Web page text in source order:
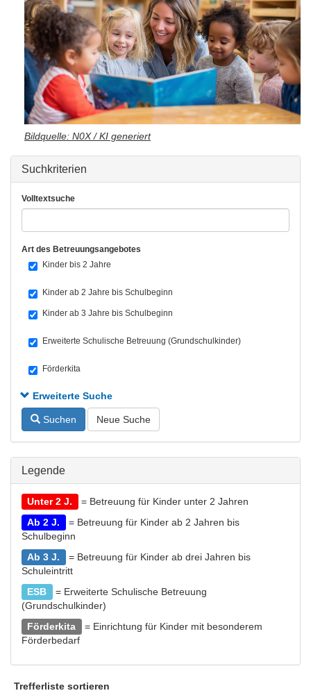
Bildquelle: N0X / KI generiert
Suchkriterien
Volltextsuche
Art des Betreuungsangebotes
Kinder bis 2 Jahre
Kinder ab 2 Jahre bis Schulbeginn
Kinder ab 3 Jahre bis Schulbeginn
Erweiterte Schulische Betreuung (Grundschulkinder)
Förderkita
Erweiterte Suche
Suchen Neue Suche
Legende
Unter 2 J.
= Betreuung für Kinder unter 2 Jahren
Ab 2 J.
= Betreuung für Kinder ab 2 Jahren bis
Schulbeginn
Ab 3 J.
= Betreuung für Kinder ab drei Jahren bis
Schuleintritt
ESB
= Erweiterte Schulische Betreuung
(Grundschulkinder)
Förderkita
= Einrichtung für Kinder mit besonderem
Förderbedarf
Trefferliste sortieren